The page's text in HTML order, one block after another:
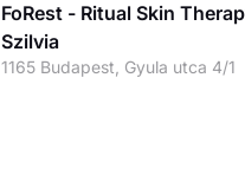
FoRest - Ritual Skin
Szilvia
1165 Budapest, Gyula utca 4/1